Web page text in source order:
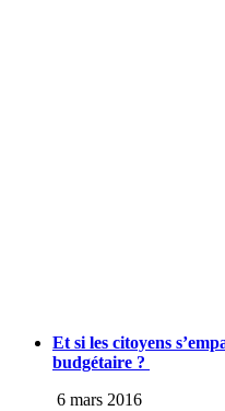
Et si les citoyens
budgétaire ?
6 mars 2016